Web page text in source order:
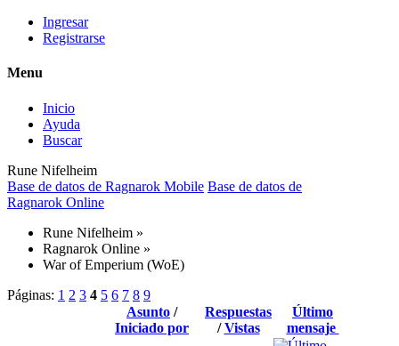
Ingresar
Registrarse
Menu
Inicio
Ayuda
Buscar
Rune Nifelheim
Base de datos de Ragnarok Mobile Base de datos de
Ragnarok Online
Rune Nifelheim »
Ragnarok Online »
War of Emperium (WoE)
Páginas: 1 2 3 4 5 6 7 8 9
Asunto /
Iniciado por
Respuestas
/Vistas
Último
mensaje